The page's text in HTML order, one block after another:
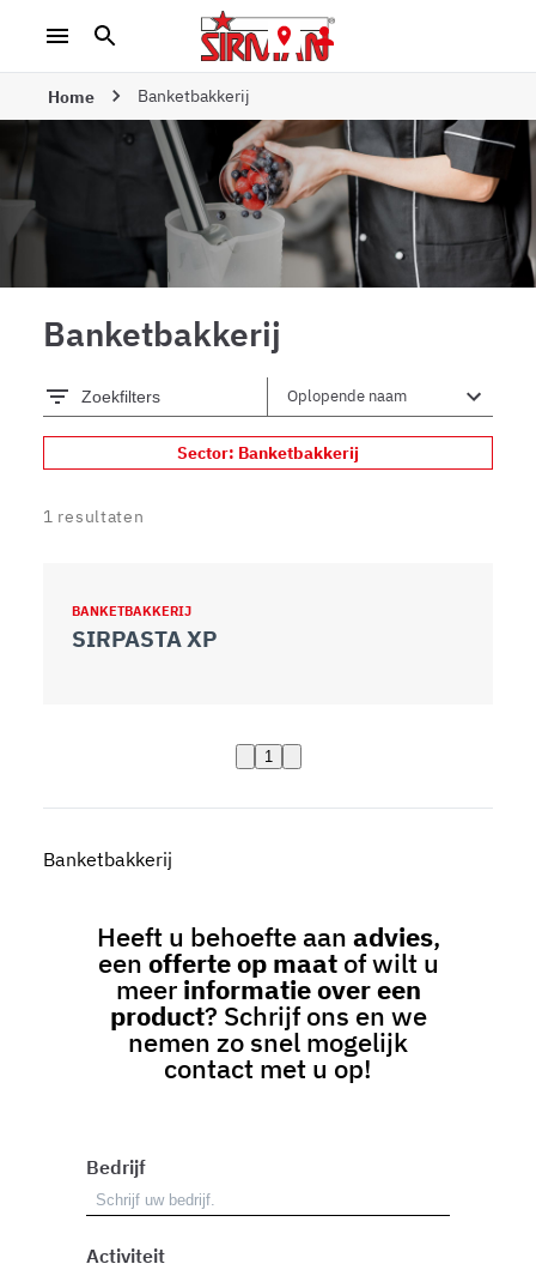
Home Banketbakkerij
Banketbakkerij
Zoekfilters
Sector: Banketbakkerij
1 resultaten
BANKETBAKKERIJ
SIRPASTA XP
1
Banketbakkerij
Heeft u behoefte aan advies,
een offerte op maatof wilt u
meer informatie over een
product? Schrijf ons en we
nemen zo snel mogelijk
contact met u op!
Bedrijf
Activiteit